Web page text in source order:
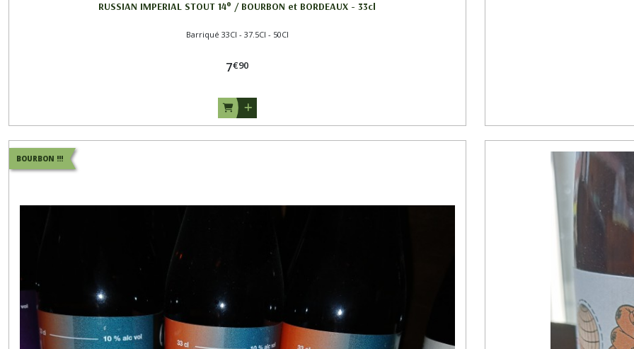
RUSSIAN IMPERIAL STOUT 14° / BOURBON et BORDEAUX - 33cl
Barriqué 33Cl - 37.5Cl - 50Cl
7€90
BOURBON !!!